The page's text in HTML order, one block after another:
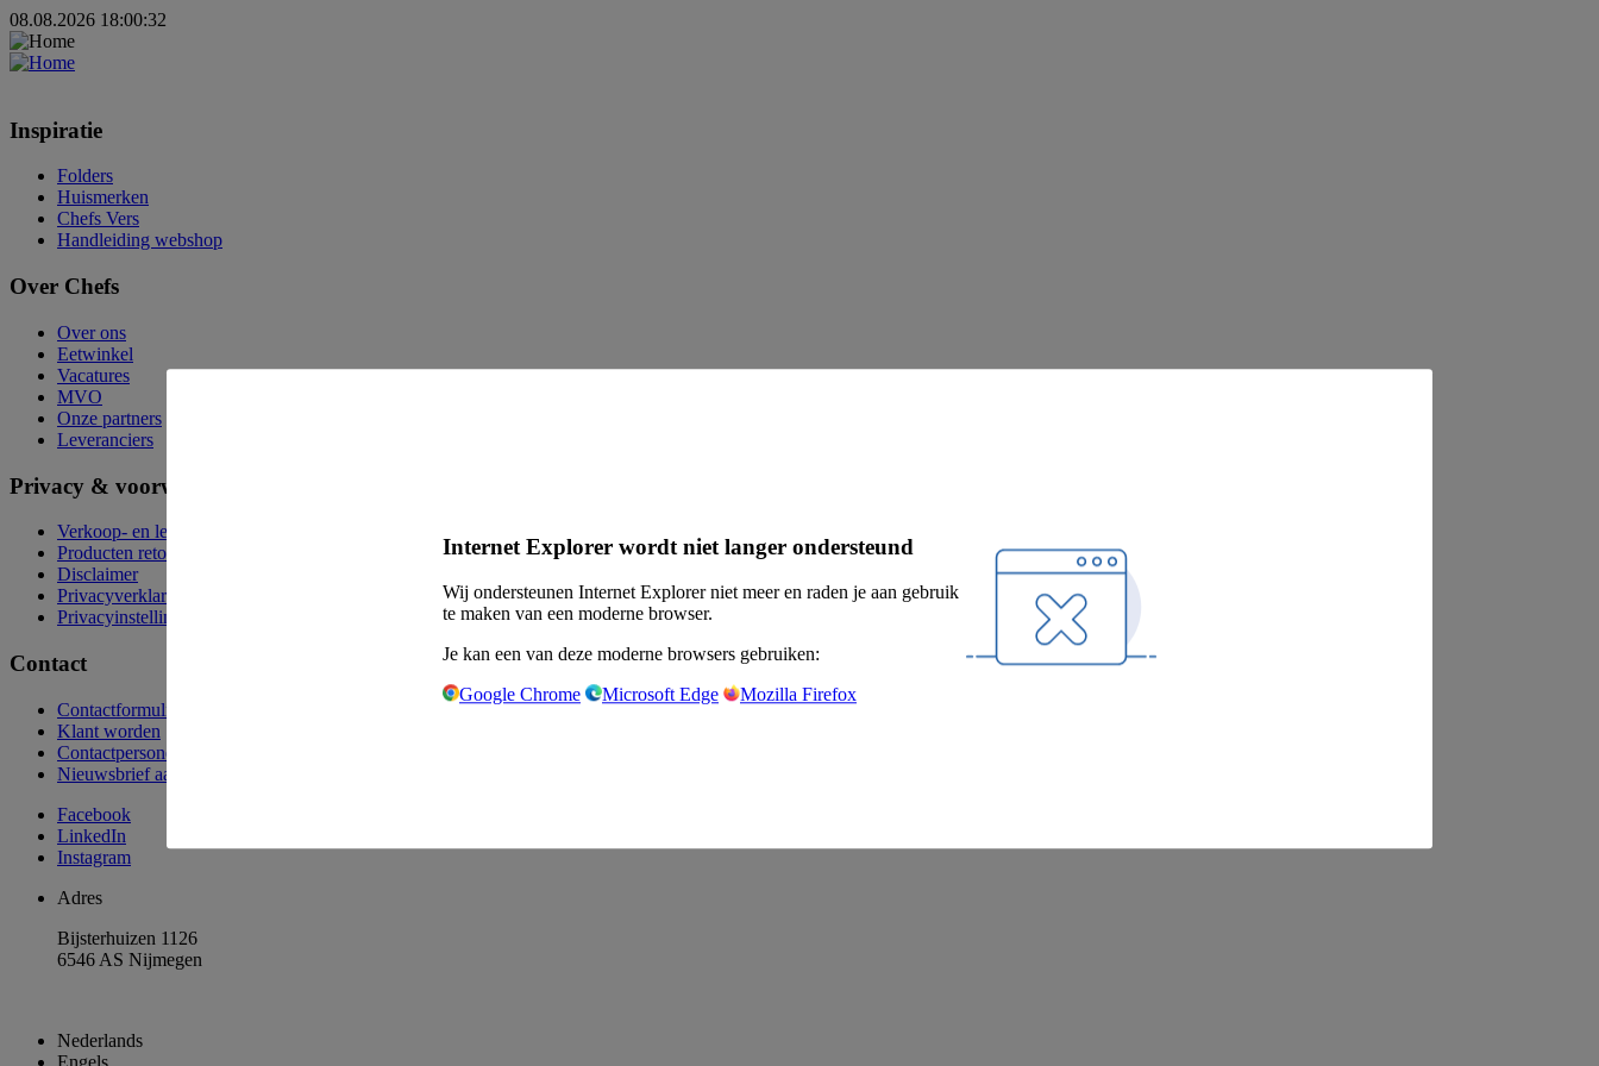
Internet Explorer wordt niet langer ondersteund
Wij ondersteunen Internet Explorer niet meer en raden je aan gebruik
te maken van een moderne browser.
Je kan een van deze moderne browsers gebruiken:
Google Chrome
Microsoft Edge Mozilla Firefox
08.08.2026 18:00:32
Inspiratie
Folders
Huismerken
Chefs Vers
Handleiding webshop
Over Chefs
Over ons
Eetwinkel
Vacatures
MVO
Onze partners
Leveranciers
Privacy & voorwaarden
Verkoop- en leveringsvoorwaarden
Producten retourneren
Disclaimer
Privacyverklaring
Privacyinstellingen
Contact
Contactformulier
Klant worden
Contactpersonen
Nieuwsbrief aanvragen
Facebook
LinkedIn
Instagram
Adres
Bijsterhuizen 1126
6546 AS Nijmegen
Nederlands
Engels